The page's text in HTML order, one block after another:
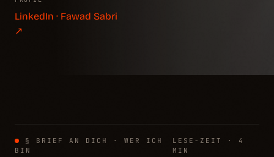
LinkedIn · Fawad Sabri
↗
§ BRIEF AN DICH · WER ICH
BIN
LESE-ZEIT · 4
MIN